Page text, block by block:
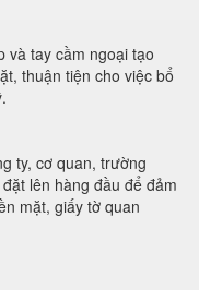
và tay cầm ngoại tạo
thuận tiện cho việc bổ
ty, cơ quan, trường
lên hàng đầu để đảm
mặt, giấy tờ quan